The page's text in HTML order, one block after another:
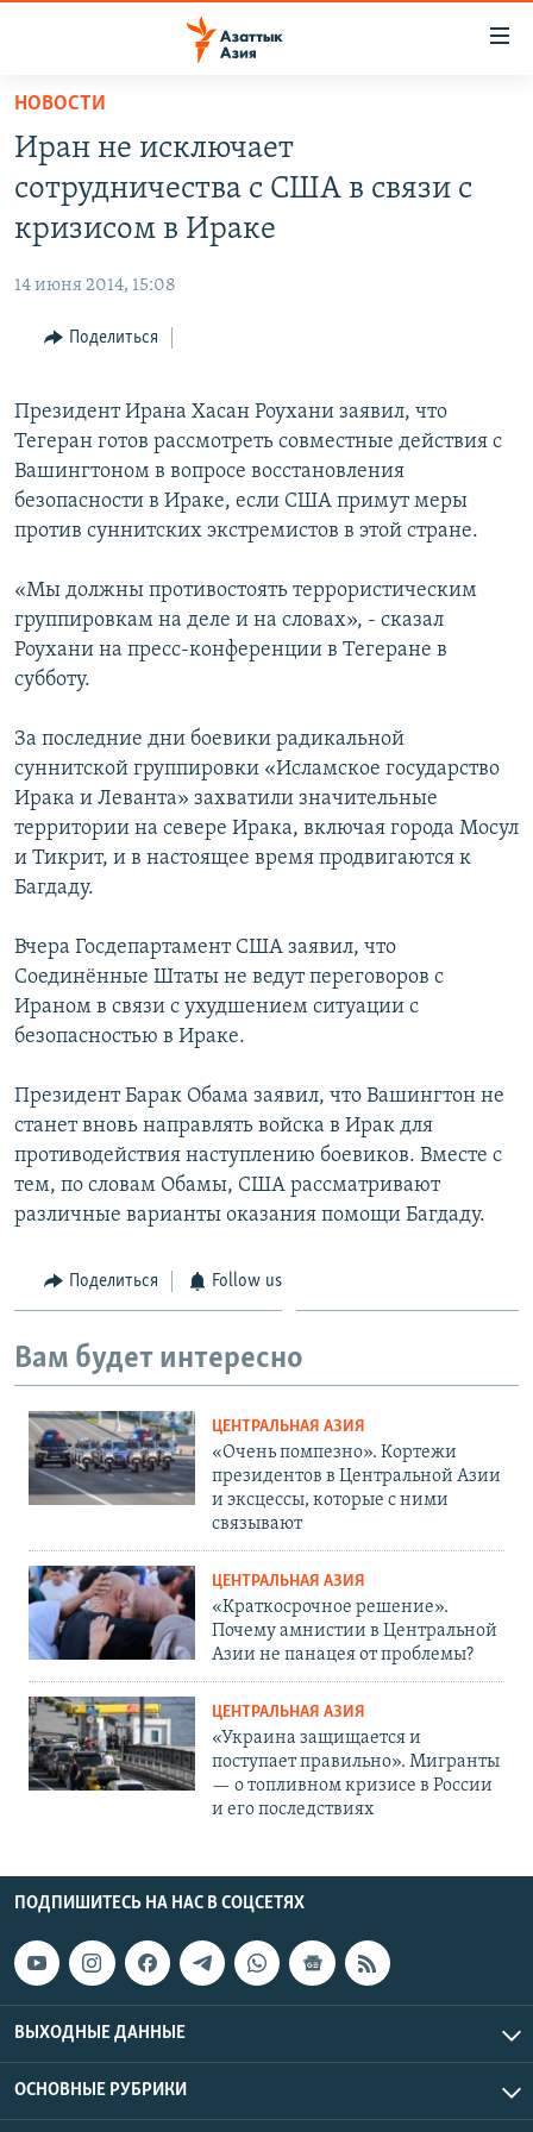
Вернуться
основному
содержанию
Вернутся
главной
Вернутся
КАЗАХСТАН
ТАДЖИКИСТАН
НОВОСТИ
ВОЙНА В УКРАИНЕ
КЫРГЫЗЧА
ТОҶИКӢ
TÜRKMENÇE
Все сайты РСЕ/РС
НОВОСТИ
Иран не исключает
сотрудничества с США в связи с
кризисом в Ираке
14 июня 2014, 15:08
Поделиться
Президент Ирана Хасан Роухани заявил, что
Тегеран готов рассмотреть совместные действия с
Вашингтоном в вопросе восстановления
безопасности в Ираке, если США примут меры
против суннитских экстремистов в этой стране.
«Мы должны противостоять террористическим
группировкам на деле и на словах», - сказал
Роухани на пресс-конференции в Тегеране в
субботу.
За последние дни боевики радикальной
суннитской группировки «Исламское государство
Ирака и Леванта» захватили значительные
территории на севере Ирака, включая города Мосул
и Тикрит, и в настоящее время продвигаются к
Багдаду.
Вчера Госдепартамент США заявил, что
Соединённые Штаты не ведут переговоров с
Ираном в связи с ухудшением ситуации с
безопасностью в Ираке.
Президент Барак Обама заявил, что Вашингтон не
станет вновь направлять войска в Ирак для
противодействия наступлению боевиков. Вместе с
тем, по словам Обамы, США рассматривают
различные варианты оказания помощи Багдаду.
Поделиться Follow us
Вам будет интересно
ЦЕНТРАЛЬНАЯ АЗИЯ
«Очень помпезно». Кортежи
президентов в Центральной Азии
и эксцессы, которые с ними
связывают
ЦЕНТРАЛЬНАЯ АЗИЯ
«Краткосрочное решение».
Почему амнистии в Центральной
Азии не панацея от проблемы?
ЦЕНТРАЛЬНАЯ АЗИЯ
«Украина защищается и
поступает правильно». Мигранты
— о топливном кризисе в России
и его последствиях
ПОДПИШИТЕСЬ НА НАС В СОЦСЕТЯХ
ВЫХОДНЫЕ ДАННЫЕ
ОСНОВНЫЕ РУБРИКИ